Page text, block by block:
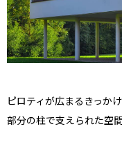
ピロティが広まるきっか
部分の柱で支えられた空